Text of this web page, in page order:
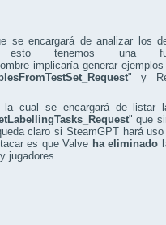
se encargará de analizar los
tenemos una
implicaría generar ejemplos
" y
cual se encargará de listar
" que
claro si SteamGPT hará
es que Valve ha eliminado
jugadores.